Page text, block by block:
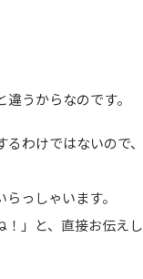
うからなのです。
わけではないので
っしゃいます。
」と、直接お伝えし